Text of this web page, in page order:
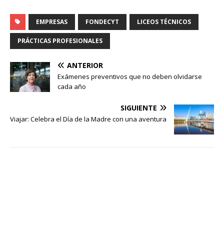
Inteligencia Artificial (IA)
generativa está
transformando el ejercicio
del periodismo en Chile y
audiencias perciben y
confían…
EMPRESAS FONDECYT LICEOS TÉCNICOS
PRÁCTICAS PROFESIONALES
ANTERIOR
Exámenes preventivos que no deben olvidarse
cada año
SIGUIENTE
Viajar: Celebra el Día de la Madre con una aventura